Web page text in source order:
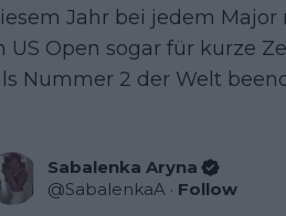
Jahr bei jedem
US Open sogar für kurze
Nummer 2 der Welt
Sabalenka Aryna
@SabalenkaA · Follow